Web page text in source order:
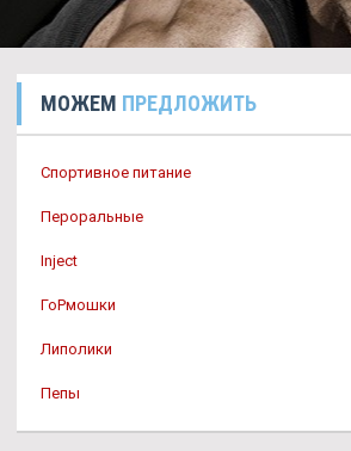
МОЖЕМ ПРЕДЛОЖИТЬ
Спортивное питание
Пероральные
Inject
ГоРмошки
Липолики
Пепы